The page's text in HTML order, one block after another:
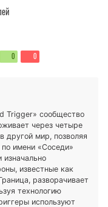
0 0
Trigger» сообщество
через четыре
другой мир, позволяя
имени «Соседи»
изначально
известные как
разворачивает
технологию
используют